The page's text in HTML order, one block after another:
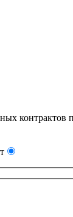
контрактов